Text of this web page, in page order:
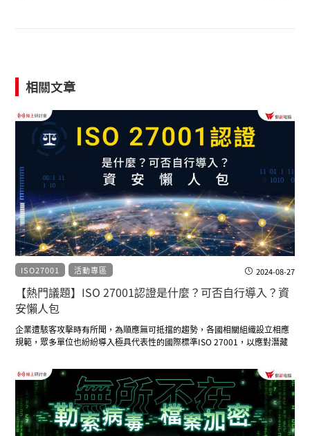
相關文章
ISO27001 活動專區 2024-08-27
【熱門議題】ISO 27001認證是什麼？可否自行導入？資
安懶人包
企業遭駭客攻擊時有所聞，為順應無可抵擋的趨勢，各國相關組織設立相應
規範，眾多單位也紛紛導入極具代表性的國際標準ISO 27001，以應對潛藏
會鼎新電腦來為大家解答！